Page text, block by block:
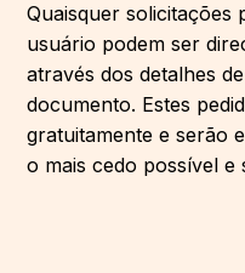
Quaisquer solicitações
usuário podem ser
através dos detalhes
documento. Estes
gratuitamente e serão
o mais cedo possível e